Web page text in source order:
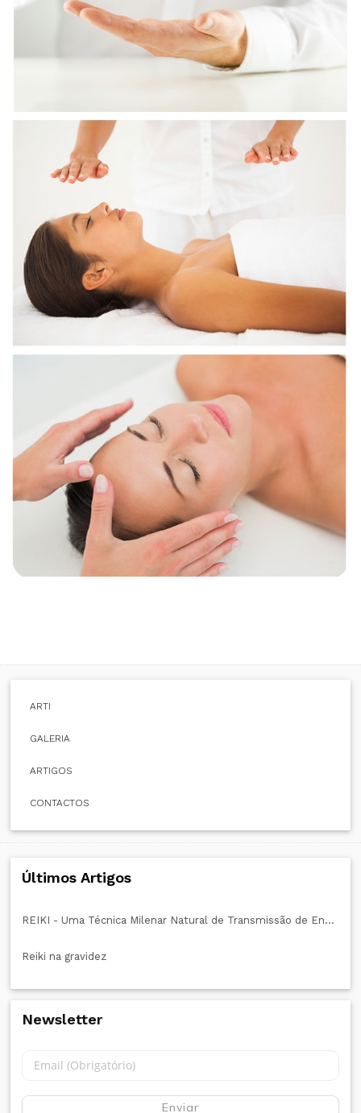
ARTI
GALERIA
ARTIGOS
CONTACTOS
Últimos Artigos
REIKI - Uma Técnica Milenar Natural de Transmissão de Energia Vital
Reiki na gravidez
Newsletter
Enviar